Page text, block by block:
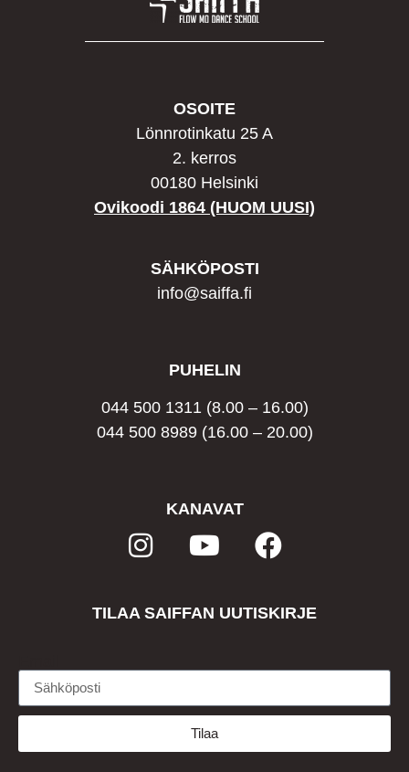
OSOITE
Lönnrotinkatu 25 A
2. kerros
00180 Helsinki
Ovikoodi 1864 (HUOM UUSI)
SÄHKÖPOSTI
info@saiffa.fi
PUHELIN
044 500 1311 (8.00 – 16.00)
044 500 8989(16.00 – 20.00)
KANAVAT
TILAA SAIFFAN UUTISKIRJE
Tilaa